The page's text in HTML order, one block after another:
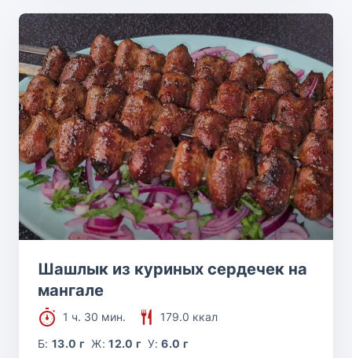
Шашлык из куриных сердечек на
мангале
1 ч. 30 мин.
179.0 ккал
Б:13.0 г Ж:12.0 г У:6.0 г